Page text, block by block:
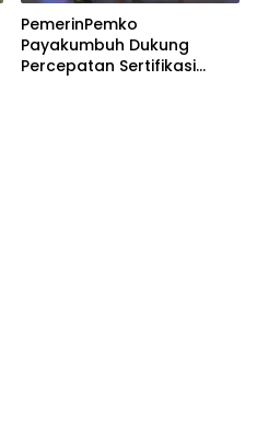
PemerinPemko
Payakumbuh Dukung
Percepatan Sertifikasi